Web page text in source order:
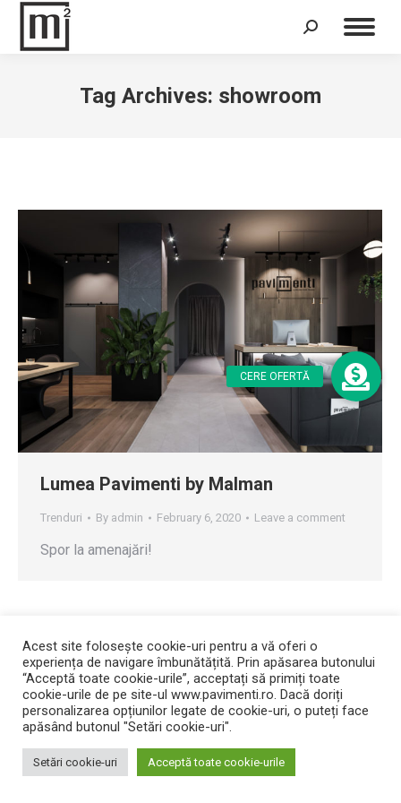
Search:
Tag Archives: showroom
Lumea Pavimenti by Malman
Trenduri By admin February 6, 2020 Leave a comment
Spor la amenajări!
Acest site folosește cookie-uri pentru a vă oferi o
experiența de navigare îmbunătățită. Prin apăsarea butonului
“Acceptă toate cookie-urile”, acceptați să primiți toate
cookie-urile de pe site-ul www.pavimenti.ro. Dacă doriți
personalizarea opțiunilor legate de cookie-uri, o puteți face
apăsând butonul "Setări cookie-uri".
Setări cookie-uri Acceptă toate cookie-urile